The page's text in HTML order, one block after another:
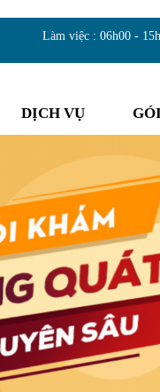
Làm việc : 06h00 -
DỊCH VỤ